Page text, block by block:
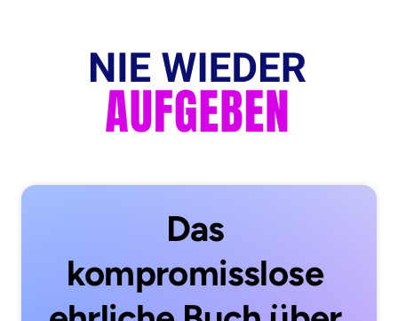
Das
kompromisslose